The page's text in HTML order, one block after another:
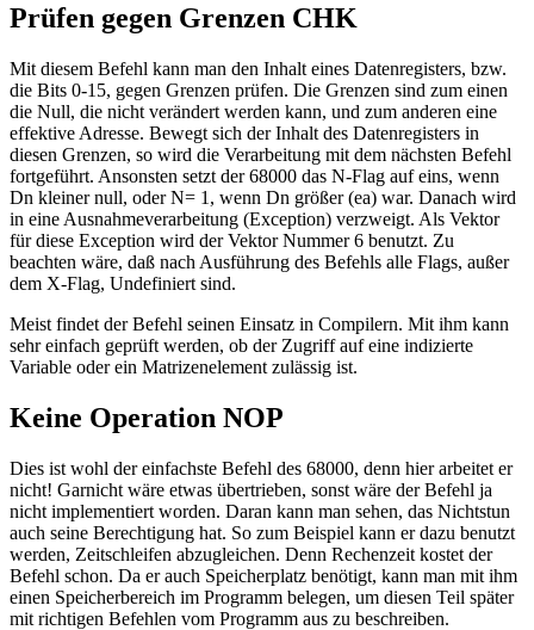
Prüfen gegen Grenzen CHK
Mit diesem Befehl kann man den Inhalt eines Datenregisters, bzw.
die Bits 0-15, gegen Grenzen prüfen. Die Grenzen sind zum einen
die Null, die nicht verändert werden kann, und zum anderen eine
effektive Adresse. Bewegt sich der Inhalt des Datenregisters in
diesen Grenzen, so wird die Verarbeitung mit dem nächsten Befehl
fortgeführt. Ansonsten setzt der 68000 das N-Flag auf eins, wenn
Dn kleiner null, oder N= 1, wenn Dn größer (ea) war. Danach wird
in eine Ausnahmeverarbeitung (Exception) verzweigt. Als Vektor
für diese Exception wird der Vektor Nummer 6 benutzt. Zu
beachten wäre, daß nach Ausführung des Befehls alle Flags, außer
dem X-Flag, Undefiniert sind.
Meist findet der Befehl seinen Einsatz in Compilern. Mit ihm kann
sehr einfach geprüft werden, ob der Zugriff auf eine indizierte
Variable oder ein Matrizenelement zulässig ist.
Keine Operation NOP
Dies ist wohl der einfachste Befehl des 68000, denn hier arbeitet er
nicht! Garnicht wäre etwas übertrieben, sonst wäre der Befehl ja
nicht implementiert worden. Daran kann man sehen, das Nichtstun
auch seine Berechtigung hat. So zum Beispiel kann er dazu benutzt
werden, Zeitschleifen abzugleichen. Denn Rechenzeit kostet der
Befehl schon. Da er auch Speicherplatz benötigt, kann man mit ihm
einen Speicherbereich im Programm belegen, um diesen Teil später
mit richtigen Befehlen vom Programm aus zu beschreiben.